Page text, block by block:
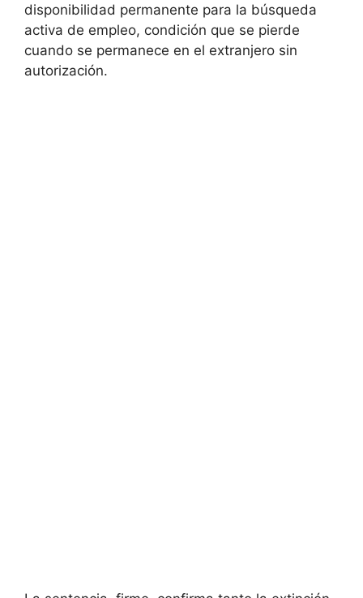
disponibilidad permanente para la búsqueda
activa de empleo, condición que se pierde
cuando se permanece en el extranjero sin
autorización.